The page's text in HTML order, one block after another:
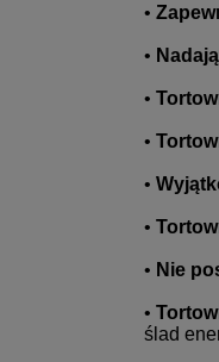
•
•
•
•
•
•
• Nie
•
ślad